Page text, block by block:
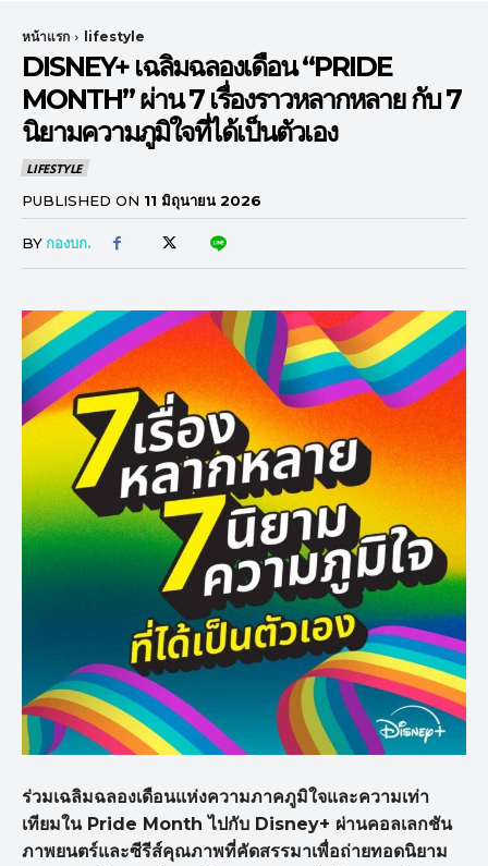
หน้าแรก lifestyle
DISNEY+ เฉลิมฉลองเดือน “PRIDE
MONTH” ผ่าน 7 เรื่องราวหลากหลาย กับ 7
นิยามความภูมิใจที่ได้เป็นตัวเอง
LIFESTYLE
PUBLISHED ON 11 มิถุนายน 2026
BY กองบก.
ร่วมเฉลิมฉลองเดือนแห่งความภาคภูมิใจและความเท่า
เทียมใน Pride Month ไปกับ Disney+ ผ่านคอลเลกชัน
ภาพยนตร์และซีรีส์คุณภาพที่คัดสรรมาเพื่อถ่ายทอดนิยาม